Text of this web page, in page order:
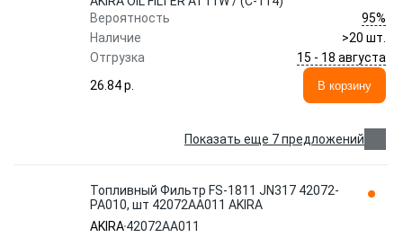
Вероятность
95%
Наличие
>20 шт.
Отгрузка
15 - 18 августа
26.84 p.
В корзину
Показать еще 7 предложений
Топливный Фильтр FS-1811 JN317 42072-
PA010, шт 42072AA011 AKIRA
AKIRA42072AA011